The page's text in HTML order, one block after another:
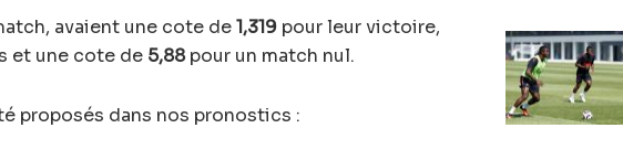
avaient une cote de1,319 pour leur victoire,
et une cote de 5,88pour un match nul.
proposés dans nos pronostics :